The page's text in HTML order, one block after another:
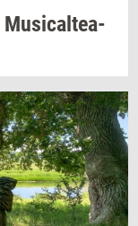
Mu­si­cal­te­a­